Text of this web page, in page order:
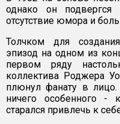
однако он
отсутствие юмора и
Толчком для
эпизод на одном из
первом ряду
коллектива Роджера
плюнул фанату в
ничего особенного -
старался привлечь к